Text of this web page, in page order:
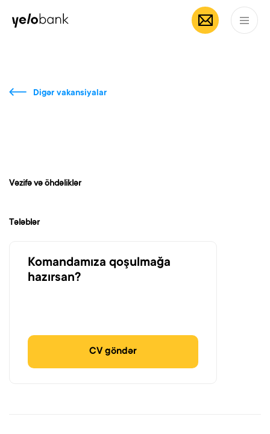
Fərdi Biznes
Digər vakansiyalar
Vəzifə və öhdəliklər
Tələblər
Komandamıza qoşulmağa
hazırsan?
CV göndər